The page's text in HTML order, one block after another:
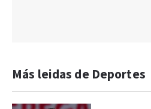
Más leidas de Deportes